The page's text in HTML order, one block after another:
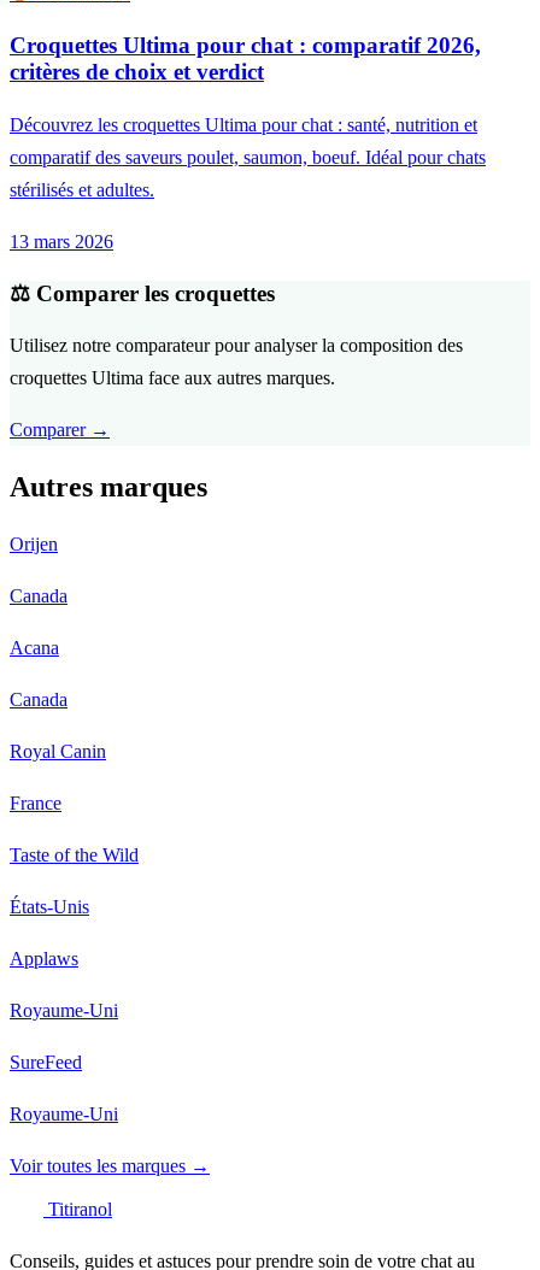
Croquettes Ultima pour chat : comparatif 2026,
critères de choix et verdict
Découvrez les croquettes Ultima pour chat : santé, nutrition et
comparatif des saveurs poulet, saumon, boeuf. Idéal pour chats
stérilisés et adultes.
13 mars 2026
⚖️ Comparer les croquettes
Utilisez notre comparateur pour analyser la composition des
croquettes Ultima face aux autres marques.
Comparer →
Autres marques
Orijen
Canada
Acana
Canada
Royal Canin
France
Taste of the Wild
États-Unis
Applaws
Royaume-Uni
SureFeed
Royaume-Uni
Voir toutes les marques →
Titiranol
Conseils, guides et astuces pour prendre soin de votre chat au